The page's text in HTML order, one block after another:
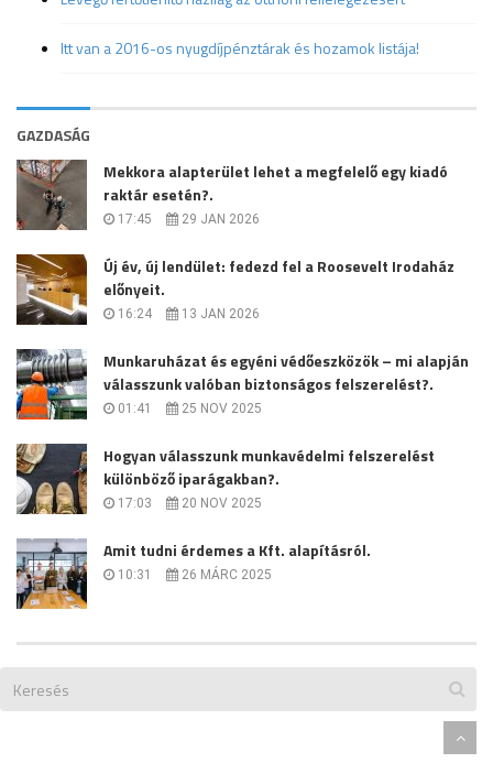
Itt van a 2016-os nyugdíjpénztárak és hozamok listája!
GAZDASÁG
Mekkora alapterület lehet a megfelelő egy kiadó
raktár esetén?.
17:45 29 JAN 2026
Új év, új lendület: fedezd fel a Roosevelt Irodaház
előnyeit.
16:24 13 JAN 2026
Munkaruházat és egyéni védőeszközök – mi alapján
válasszunk valóban biztonságos felszerelést?.
01:41 25 NOV 2025
Hogyan válasszunk munkavédelmi felszerelést
különböző iparágakban?.
17:03 20 NOV 2025
Amit tudni érdemes a Kft. alapításról.
10:31 26 MÁRC 2025